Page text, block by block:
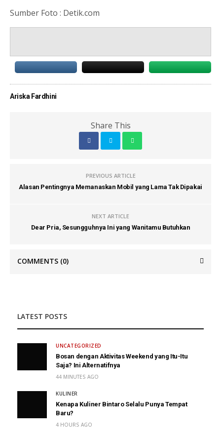
Sumber Foto : Detik.com
Ariska Fardhini
Share This
PREVIOUS ARTICLE
Alasan Pentingnya Memanaskan Mobil yang Lama Tak Dipakai
NEXT ARTICLE
Dear Pria, Sesungguhnya Ini yang Wanitamu Butuhkan
COMMENTS (0)
LATEST POSTS
UNCATEGORIZED
Bosan dengan Aktivitas Weekend yang Itu-Itu
Saja? Ini Alternatifnya
44 MINUTES AGO
KULINER
Kenapa Kuliner Bintaro Selalu Punya Tempat
Baru?
4 HOURS AGO